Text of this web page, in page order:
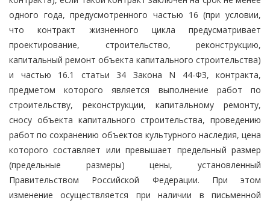
одного года, предусмотренного частью 16 (при условии,
что контракт жизненного цикла предусматривает
проектирование, строительство, реконструкцию,
капитальный ремонт объекта капитального строительства)
и частью 16.1 статьи 34 Закона N 44-ФЗ, контракта,
предметом которого является выполнение работ по
строительству, реконструкции, капитальному ремонту,
сносу объекта капитального строительства, проведению
работ по сохранению объектов культурного наследия, цена
которого составляет или превышает предельный размер
(предельные размеры) цены, установленный
Правительством Российской Федерации. При этом
изменение осуществляется при наличии в письменной